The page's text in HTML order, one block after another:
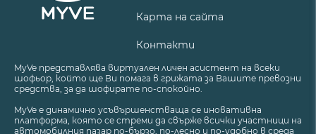
Карта на сайта
Контакти
MyVe представлява виртуален личен асистент на всеки
шофьор, който ще Ви помага в грижата за Вашите превозни
средства, за да шофирате по-спокойно.
MyVe е динамично усъвършенстваща се иновативна
платформа, която се стреми да свърже всички участници на
автомобилния пазар по-бързо, по-лесно и по-удобно в среда